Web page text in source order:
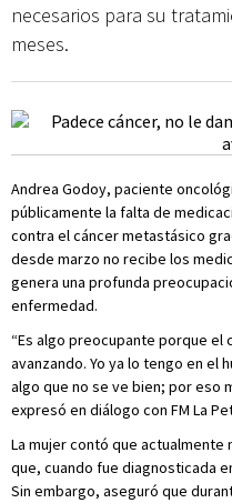
necesarios para su
meses.
Andrea Godoy, paciente
públicamente la falta de
contra el cáncer metastásico
desde marzo no recibe los
genera una profunda
enfermedad.
“Es algo preocupante porque el
avanzando. Yo ya lo tengo en el
algo que no se ve bien; por eso
expresó en diálogo con FM La
La mujer contó que
que, cuando fue diagnosticada
Sin embargo, aseguró que